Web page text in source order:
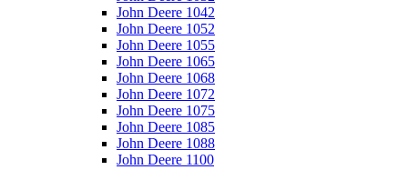
John Deere 1042
John Deere 1052
John Deere 1055
John Deere 1065
John Deere 1068
John Deere 1072
John Deere 1075
John Deere 1085
John Deere 1088
John Deere 1100